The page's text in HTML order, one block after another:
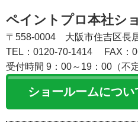
ペイントプロ本社シ
〒558-0004 大阪市住吉区長
TEL：0120-70-1414
FAX：
受付時間 9：00～19：00（不定
ショールームにつ